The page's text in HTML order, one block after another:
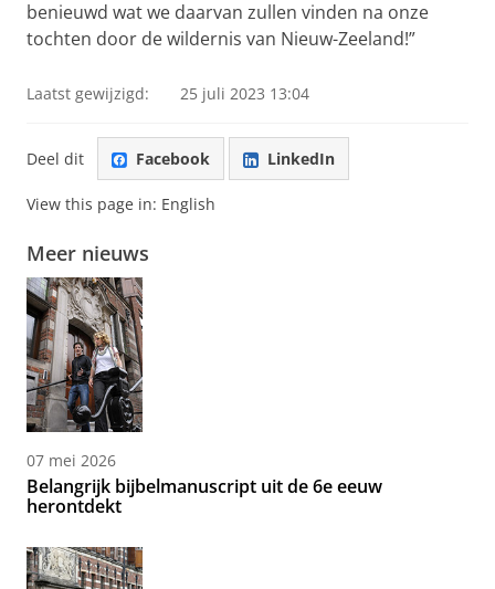
benieuwd wat we daarvan zullen vinden na onze
tochten door de wildernis van Nieuw-Zeeland!”
Laatst gewijzigd: 25 juli 2023 13:04
Deel dit Facebook LinkedIn
View this page in: English
Meer nieuws
07 mei 2026
Belangrijk bijbelmanuscript uit de 6e eeuw
herontdekt